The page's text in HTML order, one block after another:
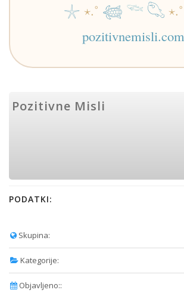
𓇼 ⋆.˚ 𓆉 𓆝 𓆡 ⋆.˚
pozitivnemisli.com
Pozitivne Misli
PODATKI:
Skupina:
Kategorije:
Objavljeno::